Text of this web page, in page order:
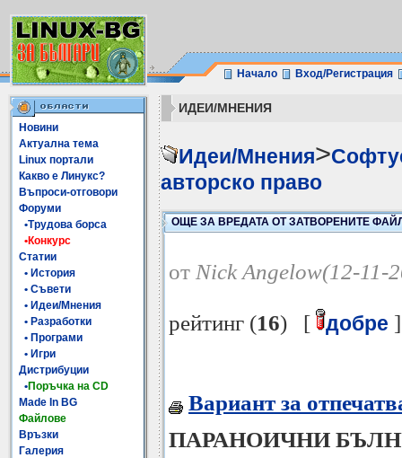
Начало Вход/Регистрация
Новини
Актуална тема
Linux портали
Какво е Линукс?
Въпроси-отговори
Форуми
•Трудова борса
•Конкурс
Статии
• История
• Съвети
• Идеи/Мнения
• Разработки
• Програми
• Игри
Дистрибуции
•Поръчка на CD
Made In BG
Файлове
Връзки
Галерия
ИДЕИ/МНЕНИЯ
Идеи/Мнения>
авторско право
ОЩЕ ЗА ВРЕДАТА ОТ ЗАТВОРЕНИТЕ
от Nick Angelow(12-11-
рейтинг (16) [ добре
Вариант за
ПАРАНОИЧНИ